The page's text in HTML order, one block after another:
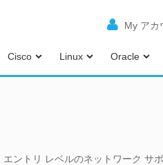
My アカ
Cisco Linux Oracle
ントリ レベルのネットワーク サ